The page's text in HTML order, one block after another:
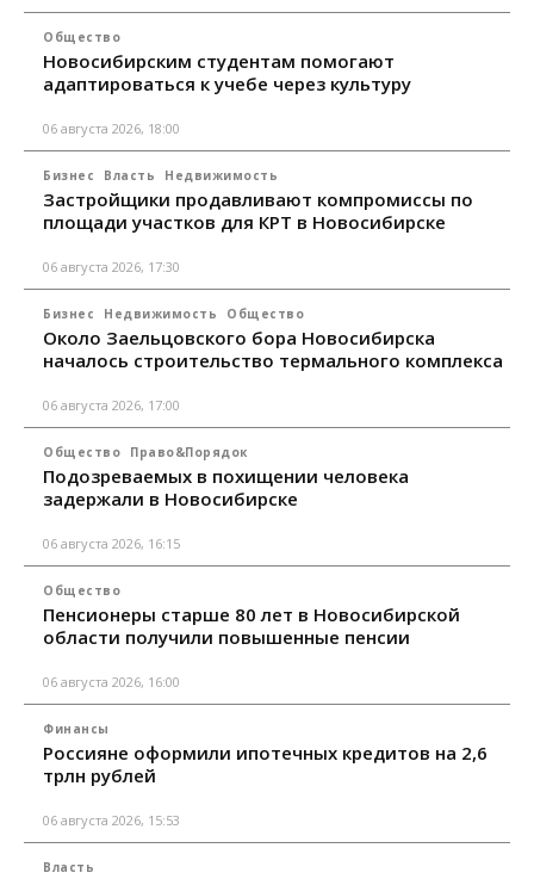
Общество
Новосибирским студентам помогают
адаптироваться к учебе через культуру
06 августа 2026, 18:00
Бизнес Власть Недвижимость
Застройщики продавливают компромиссы по
площади участков для КРТ в Новосибирске
06 августа 2026, 17:30
Бизнес Недвижимость Общество
Около Заельцовского бора Новосибирска
началось строительство термального комплекса
06 августа 2026, 17:00
Общество Право&Порядок
Подозреваемых в похищении человека
задержали в Новосибирске
06 августа 2026, 16:15
Общество
Пенсионеры старше 80 лет в Новосибирской
области получили повышенные пенсии
06 августа 2026, 16:00
Финансы
Россияне оформили ипотечных кредитов на 2,6
трлн рублей
06 августа 2026, 15:53
Власть